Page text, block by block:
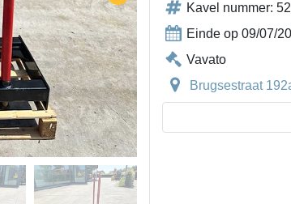
Kavel nummer: 52
Einde op 09/07/
Vavato
Brugsestraat